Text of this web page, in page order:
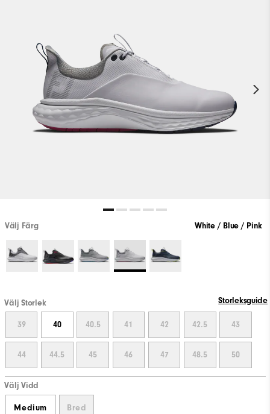
Välj Färg White / Blue / Pink
Välj Storlek Storleksguide
39 40 40.5 41 42 42.5 43
44 44.5 45 46 47 48.5 50
Välj Vidd
Medium Bred